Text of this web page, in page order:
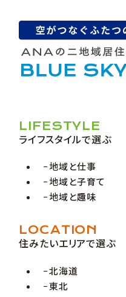
LIFESTYLE
ライフスタイルで選ぶ
地域と仕事
地域と子育て
地域と趣味
LOCATION
住みたいエリアで選ぶ
北海道
東北